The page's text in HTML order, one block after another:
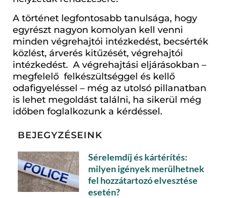
A történet legfontosabb tanulsága, hogy
egyrészt nagyon komolyan kell venni
minden végrehajtói intézkedést, becsérték
közlést, árverés kitűzését, végrehajtói
intézkedést. A végrehajtási eljárásokban –
megfelelő felkészültséggel és kellő
odafigyeléssel – még az utolsó pillanatban
is lehet megoldást találni, ha sikerül még
időben foglalkozunk a kérdéssel.
BEJEGYZÉSEINK
Sérelemdíj és kártérítés:
milyen igények merülhetnek
fel hozzátartozó elvesztése
esetén?